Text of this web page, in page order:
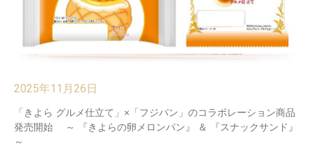
2025年11月26日
「きよら グルメ仕立て」×「フジパン」のコラボレーション商品
発売開始 ～ 『きよらの卵メロンパン』 ＆ 『スナックサンド』
～